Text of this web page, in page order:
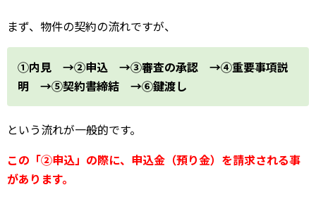
まず、物件の契約の流れですが、
①内見 →②申込 →③審査の承認 →④重要事項説
明 →⑤契約書締結 →⑥鍵渡し
という流れが一般的です。
この「②申込」の際に、申込金（預り金）を請求される事
があります。